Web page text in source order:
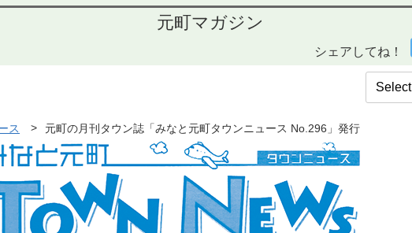
元町マガジン
シェアしてね！
ス 元町の月刊タウン誌「みなと元町タウンニュース No.296」発行